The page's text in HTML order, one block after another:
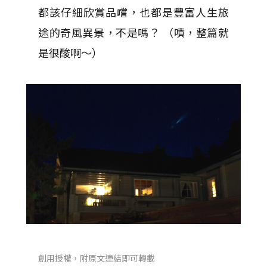
都該仔細欣賞品嚐，也都是豐富人生旅
途的奇風異景，不是嗎？ （嘖，整篇就
是很酸啊～）
創用授權，附原文連結即可轉載